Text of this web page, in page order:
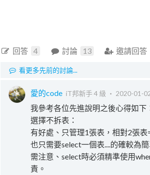
回答 4 討論 13 邀請回答
看更多先前的討論...
愛的code iT邦新手 4 級 ‧ 2020-01-
我參考各位先進說明之後心得如下
選擇不拆表：
有好處、只管理1張表，相對2張
也只需要select一個表....的確較為簡
需注意、select時必須精準使用
責。